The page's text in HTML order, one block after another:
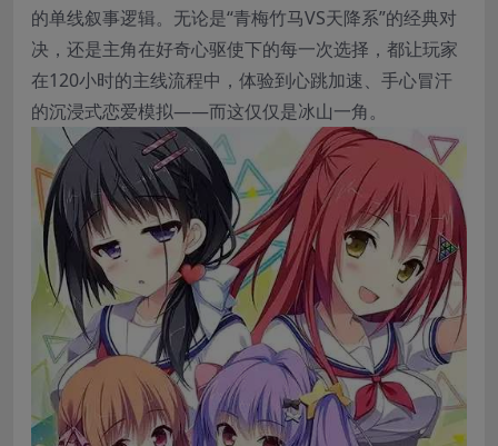
的单线叙事逻辑。无论是“青梅竹马VS天降系”的经典对
决，还是主角在好奇心驱使下的每一次选择，都让玩家
在120小时的主线流程中，体验到心跳加速、手心冒汗
的沉浸式恋爱模拟——而这仅仅是冰山一角。